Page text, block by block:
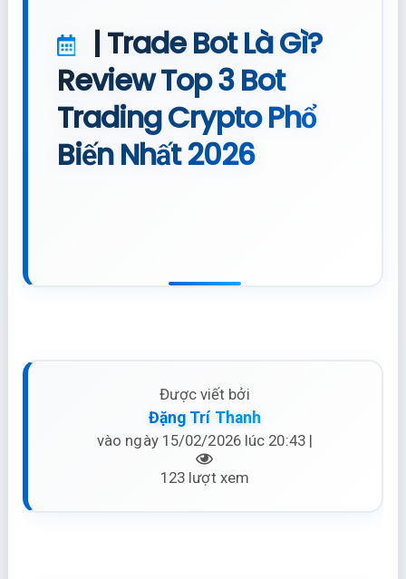
| Trade Bot Là Gì?
Review Top 3 Bot
Trading Crypto Phổ
Biến Nhất 2026
Được viết bởi
Đặng Trí Thanh
vào ngày 15/02/2026 lúc 20:43 |
123 lượt xem